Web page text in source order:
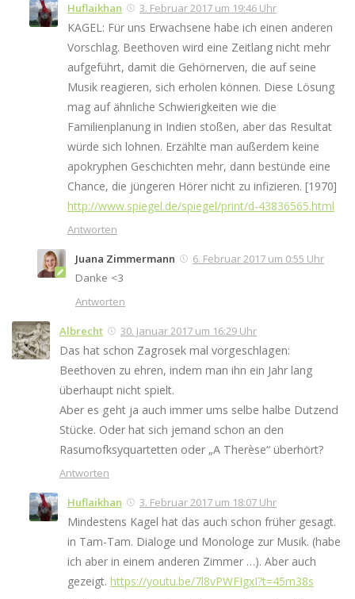
Huflaikhan 3. Februar 2017 um 19:46 Uhr
KAGEL: Für uns Erwachsene habe ich einen anderen
Vorschlag. Beethoven wird eine Zeitlang nicht mehr
aufgeführt, damit die Gehörnerven, die auf seine
Musik reagieren, sich erholen können. Diese Lösung
mag auf ähnliche Schwierigkeiten wie die
Familienplanung in Indien stoßen, aber das Resultat
würde sich lohnen. Erzählte man außerdem keine
apokryphen Geschichten mehr, dann bestünde eine
Chance, die jüngeren Hörer nicht zu infizieren. [1970]
http://www.spiegel.de/spiegel/print/d-43836565.html
Antworten
Juana Zimmermann
6. Februar 2017 um 0:55 Uhr
Danke <3
Antworten
Albrecht 30. Januar 2017 um 16:29 Uhr
Das hat schon Zagrosek mal vorgeschlagen:
Beethoven zu ehren, indem man ihn ein Jahr lang
überhaupt nicht spielt.
Aber es geht ja auch immer ums selbe halbe Dutzend
Stücke. Oder hat sich jemand schon an den
Rasumofksyquartetten oder „A Therèse“ überhört?
Antworten
Huflaikhan 3. Februar 2017 um 18:07 Uhr
Mindestens Kagel hat das auch schon früher gesagt.
in Tam-Tam. Dialoge und Monologe zur Musik. (habe
ich aber in einem anderen Zimmer …). Aber auch
gezeigt. https://youtu.be/7l8vPWFIgxI?t=45m38s